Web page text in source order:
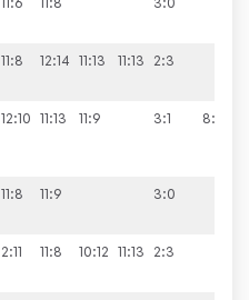
11:8 12:14 11:13 11:13 2:3
12:10 11:13 11:9 3:1 8:5
11:8 11:9 3:0
2:11 11:8 10:12 11:13 2:3